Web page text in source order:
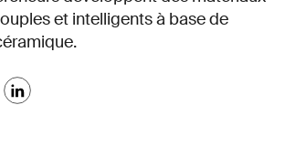
et intelligents à base de